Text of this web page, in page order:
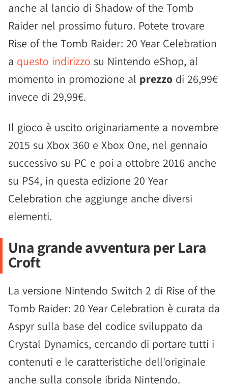
anche al lancio di Shadow of the Tomb
Raider nel prossimo futuro. Potete trovare
Rise of the Tomb Raider: 20 Year Celebration
a questo indirizzo su Nintendo eShop, al
momento in promozione al prezzo di 26,99€
invece di 29,99€.
Il gioco è uscito originariamente a novembre
2015 su Xbox 360 e Xbox One, nel gennaio
successivo su PC e poi a ottobre 2016 anche
su PS4, in questa edizione 20 Year
Celebration che aggiunge anche diversi
elementi.
Una grande avventura per Lara
Croft
La versione Nintendo Switch 2 di Rise of the
Tomb Raider: 20 Year Celebration è curata da
Aspyr sulla base del codice sviluppato da
Crystal Dynamics, cercando di portare tutti i
contenuti e le caratteristiche dell'originale
anche sulla console ibrida Nintendo.